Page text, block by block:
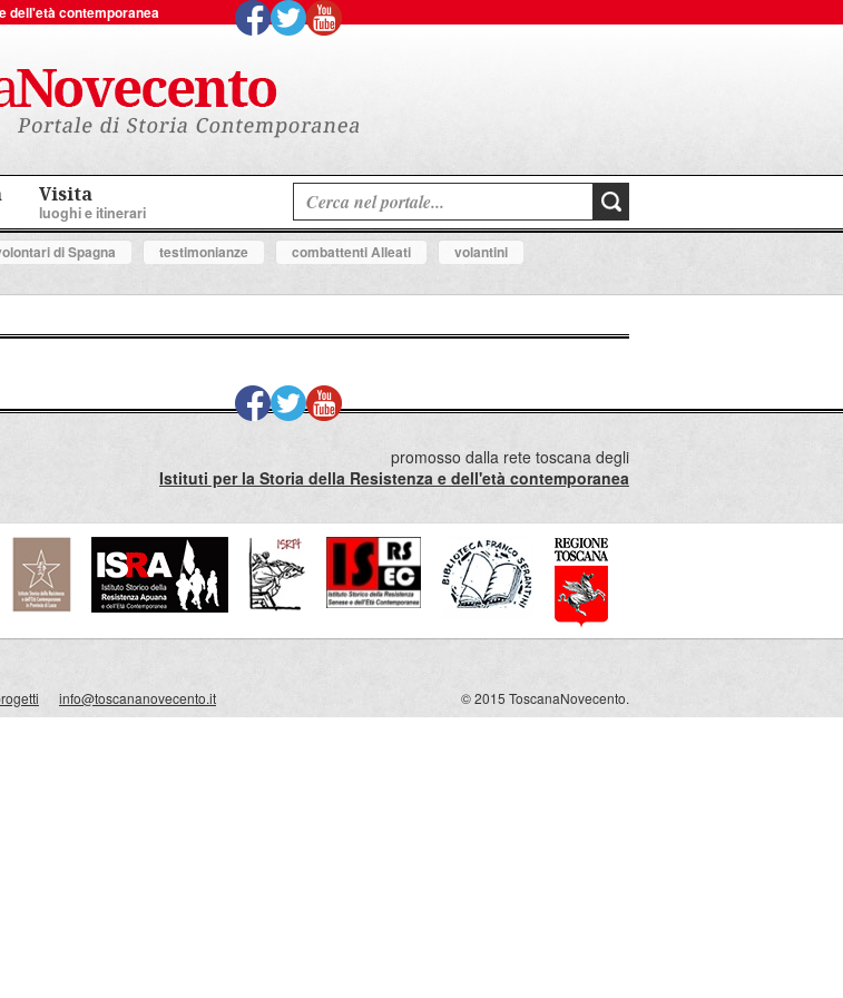
dell'età contemporanea
Visita
luoghi e itinerari
di Spagna testimonianze combattenti Alleati
volantini
promosso dalla rete toscana degli
Istituti per la Storia della Resistenza e dell'età contemporanea
info@toscananovecento.it © 2015 ToscanaNovecento.